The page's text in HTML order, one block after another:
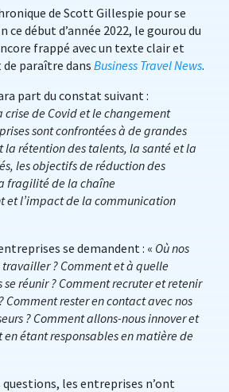
de Scott Gillespie pour se
début d’année 2022, le gourou du
frappé avec un texte clair et
paraître dans Business Travel News.
part du constat suivant :
crise de Covid et le changement
sont confrontées à de grandes
la rétention des talents, la santé et la
les objectifs de réduction des
fragilité de la chaîne
et l’impact de la communication
se demandent : « Où nos
? Comment et à quelle
réunir ? Comment recruter et retenir
Comment rester en contact avec nos
? Comment allons-nous innover et
étant responsables en matière de
questions, les entreprises n’ont